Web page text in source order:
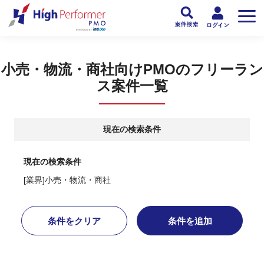
小売・物流・商社向けPMOのフリーラン
ス案件一覧
現在の検索条件
現在の検索条件
[業界]小売・物流・商社
条件をクリア 条件を追加